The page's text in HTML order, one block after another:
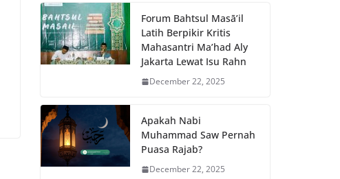
Forum Bahtsul Masā’il
Latih Berpikir Kritis
Mahasantri Ma’had Aly
Jakarta Lewat Isu Rahn
December 22, 2025
Apakah Nabi
Muhammad Saw Pernah
Puasa Rajab?
December 22, 2025